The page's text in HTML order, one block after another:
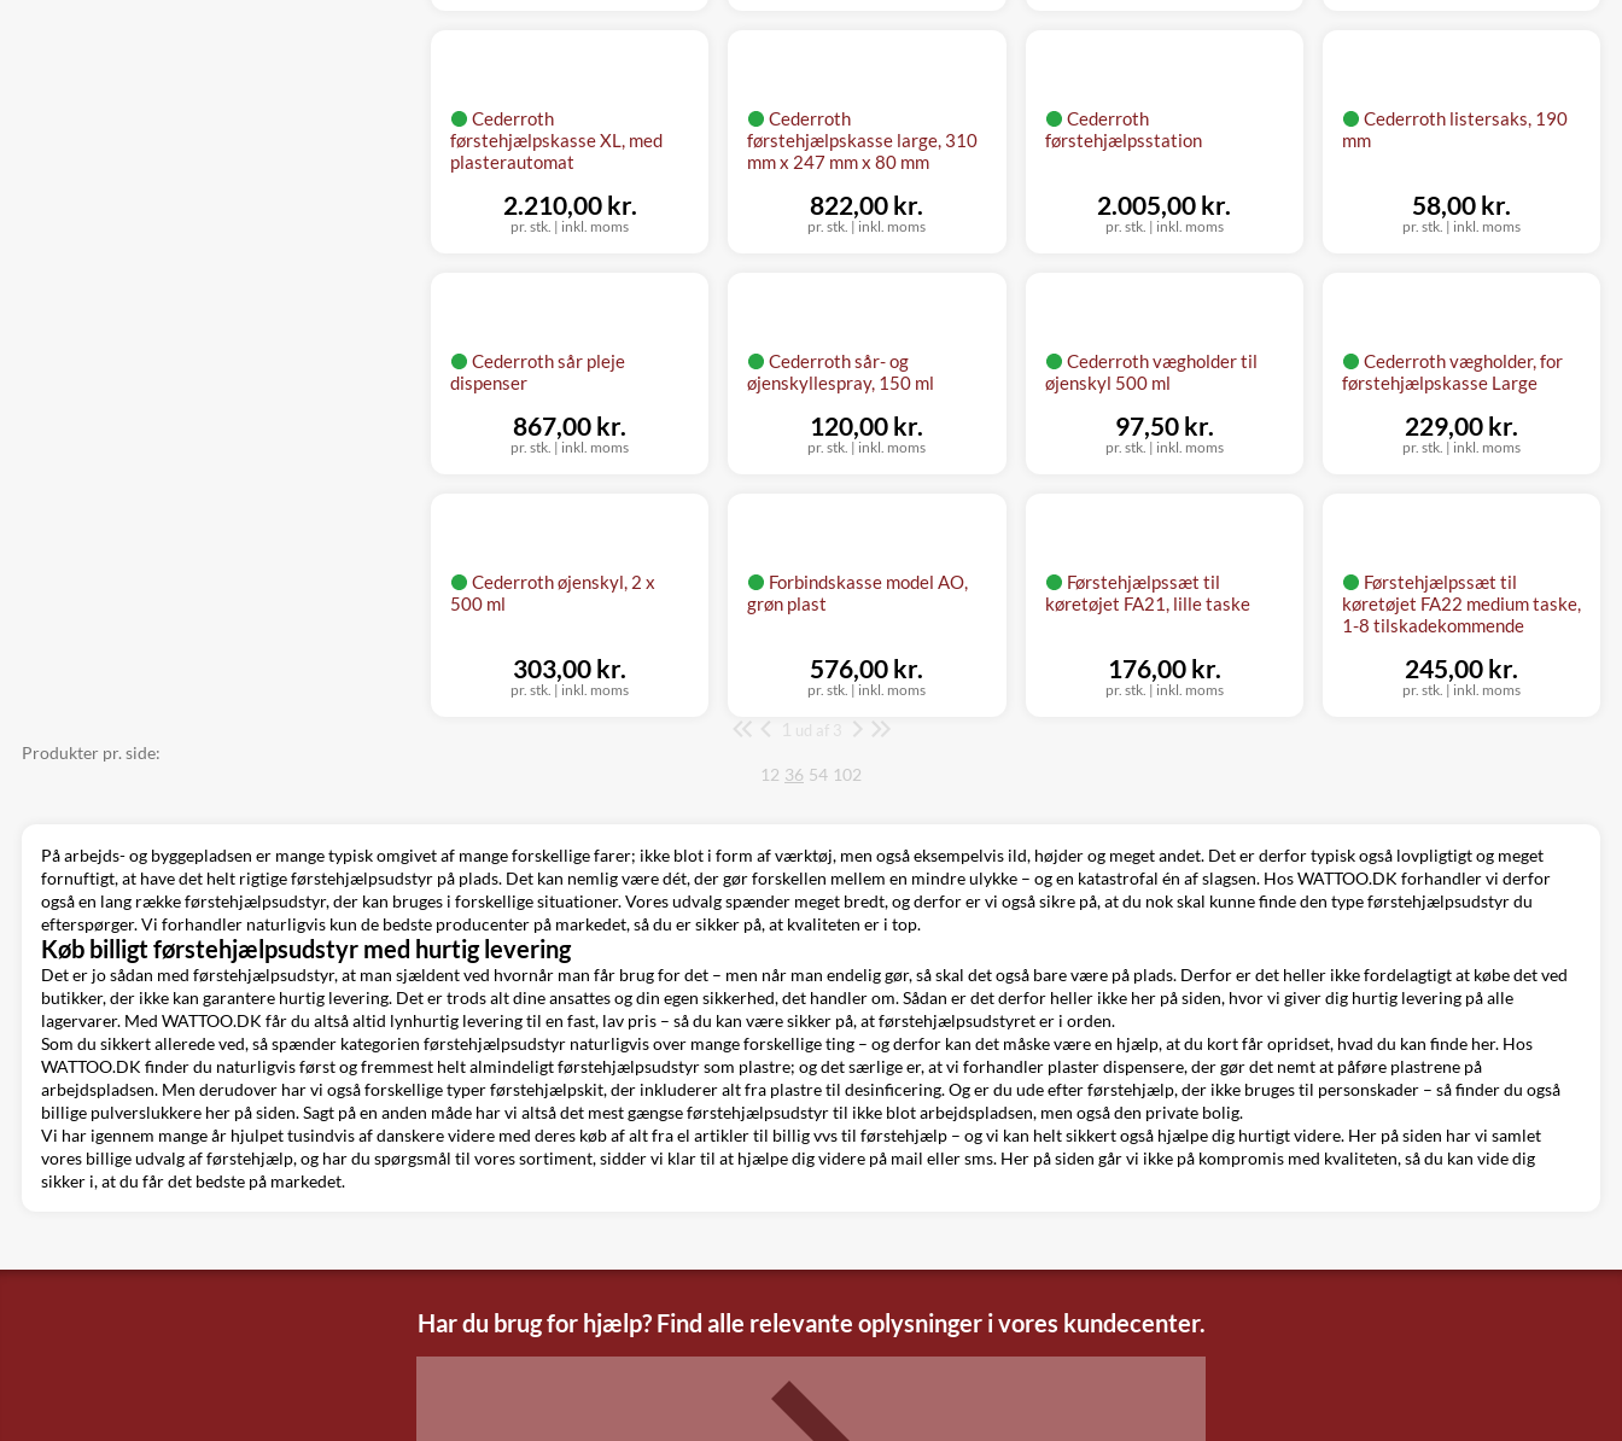
Cederroth
førstehjælpskasse XL, med
plasterautomat
pr. stk. | inkl. moms
2.210,00 kr.
Cederroth
førstehjælpskasse large, 310
mm x 247 mm x 80 mm
pr. stk. | inkl. moms
822,00 kr.
Cederroth
førstehjælpsstation
pr. stk. | inkl. moms
2.005,00 kr.
Cederroth listersaks, 190
mm
pr. stk. | inkl. moms
58,00 kr.
Cederroth sår pleje
dispenser
pr. stk. | inkl. moms
867,00 kr.
Cederroth sår- og
øjenskyllespray, 150 ml
pr. stk. | inkl. moms
120,00 kr.
Cederroth vægholder til
øjenskyl 500 ml
pr. stk. | inkl. moms
97,50 kr.
Cederroth vægholder, for
førstehjælpskasse Large
pr. stk. | inkl. moms
229,00 kr.
Cederroth øjenskyl, 2 x
500 ml
pr. stk. | inkl. moms
303,00 kr.
Forbindskasse model AO,
grøn plast
pr. stk. | inkl. moms
576,00 kr.
Førstehjælpssæt til
køretøjet FA21, lille taske
pr. stk. | inkl. moms
176,00 kr.
Førstehjælpssæt til
køretøjet FA22 medium taske,
1-8 tilskadekommende
pr. stk. | inkl. moms
245,00 kr.
Side
ud af 3
Produkter pr. side:
12 36 54 102
På arbejds- og byggepladsen er mange typisk omgivet af mange forskellige farer; ikke blot i form af værktøj, men også eksempelvis ild, højder og meget andet. Det er derfor typisk også lovpligtigt og meget
fornuftigt, at have det helt rigtige førstehjælpsudstyr på plads. Det kan nemlig være dét, der gør forskellen mellem en mindre ulykke – og en katastrofal én af slagsen. Hos WATTOO.DK forhandler vi derfor
også en lang række førstehjælpsudstyr, der kan bruges i forskellige situationer. Vores udvalg spænder meget bredt, og derfor er vi også sikre på, at du nok skal kunne finde den type førstehjælpsudstyr du
efterspørger. Vi forhandler naturligvis kun de bedste producenter på markedet, så du er sikker på, at kvaliteten er i top.
Køb billigt førstehjælpsudstyr med hurtig levering
Det er jo sådan med førstehjælpsudstyr, at man sjældent ved hvornår man får brug for det – men når man endelig gør, så skal det også bare være på plads. Derfor er det heller ikke fordelagtigt at købe det ved
butikker, der ikke kan garantere hurtig levering. Det er trods alt dine ansattes og din egen sikkerhed, det handler om. Sådan er det derfor heller ikke her på siden, hvor vi giver dig hurtig levering på alle
lagervarer. Med WATTOO.DK får du altså altid lynhurtig levering til en fast, lav pris – så du kan være sikker på, at førstehjælpsudstyret er i orden.
Som du sikkert allerede ved, så spænder kategorien førstehjælpsudstyr naturligvis over mange forskellige ting – og derfor kan det måske være en hjælp, at du kort får opridset, hvad du kan finde her. Hos
WATTOO.DK finder du naturligvis først og fremmest helt almindeligt førstehjælpsudstyr som plastre; og det særlige er, at vi forhandler plaster dispensere, der gør det nemt at påføre plastrene på
arbejdspladsen. Men derudover har vi også forskellige typer førstehjælpskit, der inkluderer alt fra plastre til desinficering. Og er du ude efter førstehjælp, der ikke bruges til personskader – så finder du også
billige pulverslukkere her på siden. Sagt på en anden måde har vi altså det mest gængse førstehjælpsudstyr til ikke blot arbejdspladsen, men også den private bolig.
Vi har igennem mange år hjulpet tusindvis af danskere videre med deres køb af alt frael artiklertil billig vvstil førstehjælp – og vi kan helt sikkert også hjælpe dig hurtigt videre. Her på siden har vi samlet
vores billige udvalg af førstehjælp, og har du spørgsmål til vores sortiment, sidder vi klar til at hjælpe dig videre på mail eller sms. Her på siden går vi ikke på kompromis med kvaliteten, så du kan vide dig
sikker i, at du får det bedste på markedet.
Har du brug for hjælp? Find alle relevante oplysninger i vores kundecenter.